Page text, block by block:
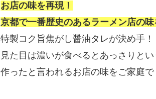
お店の味を再現！
京都で一番歴史のあるラーメン店の味
特製コク旨焦がし醤油タレが決め手！
見た目は濃いが食べるとあっさりと
作ったと言われるお店の味をご家庭で